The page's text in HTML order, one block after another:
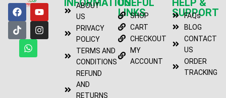
ABOUT
US
PRIVACY
POLICY
TERMS AND
CONDITIONS
REFUND
AND
RETURNS
LINKS
SHOP
CART
CHECKOUT
MY
ACCOUNT
SUPPORT
FAQs
BLOG
CONTACT
US
ORDER
TRACKING